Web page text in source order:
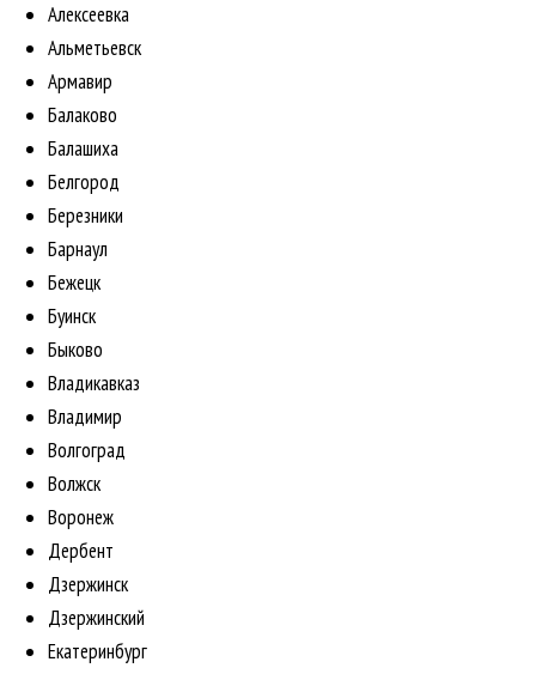
Алексеевка
Альметьевск
Армавир
Балаково
Балашиха
Белгород
Березники
Барнаул
Бежецк
Буинск
Быково
Владикавказ
Владимир
Волгоград
Волжск
Воронеж
Дербент
Дзержинск
Дзержинский
Екатеринбург